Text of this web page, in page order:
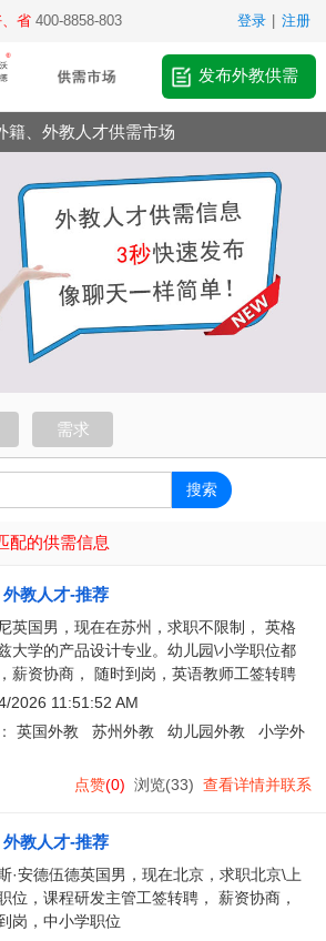
省400-8858-803 登录 注册
发布外教供需
籍、外教人才供需市场
需求
搜索
配的供需信息
外教人才-推荐
英国男，现在在苏州，求职不限制， 英格
大学的产品设计专业。幼儿园\小学职位都
薪资协商， 随时到岗，英语教师工签转聘
2026 11:51:52 AM
英国外教 苏州外教 幼儿园外教
小学外
点赞(0) 浏览(33) 查看详情并联系
外教人才-推荐
·安德伍德英国男，现在北京，求职北京\上
位，课程研发主管工签转聘， 薪资协商，
岗，中小学职位